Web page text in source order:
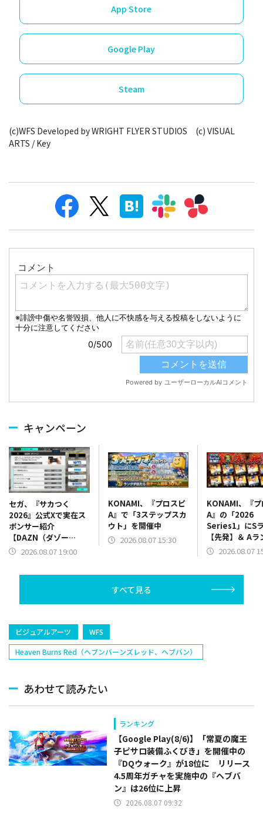
App Store
Google Play
Steam
(c)WFS Developed by WRIGHT FLYER STUDIOS (c) VISUAL
ARTS / Key
キャンペーン
セガ、『サカつく
2026』公式Xで実在ス
ポンサー紹介
【DAZN（ダゾー
ン）】篇をポスト
2026.08.07 19:00
KONAMI、『プロスピ
A』で「3ステップスカ
ウト」を開催中
2026.08.07 15:30
KONAMI、『
A』の「2026
Series1」にS
【先発】＆ Aラ
【野手】新登
塁手)、持丸泰
捕手)など
2026.08.07
すべて見る
ビジュアルアーツ
WFS
Heaven Burns Red（ヘブンバーンズレッド、ヘブバン）
あわせて読みたい
ランキング
【Google Play(8/6)】「常夏の魔王
子ピサロ装備ふくびき」を開催中の
『DQウォーク』が18位に リリース
4.5周年ガチャを実施中の『ヘブバ
ン』は26位に上昇
2026.08.07 09:32